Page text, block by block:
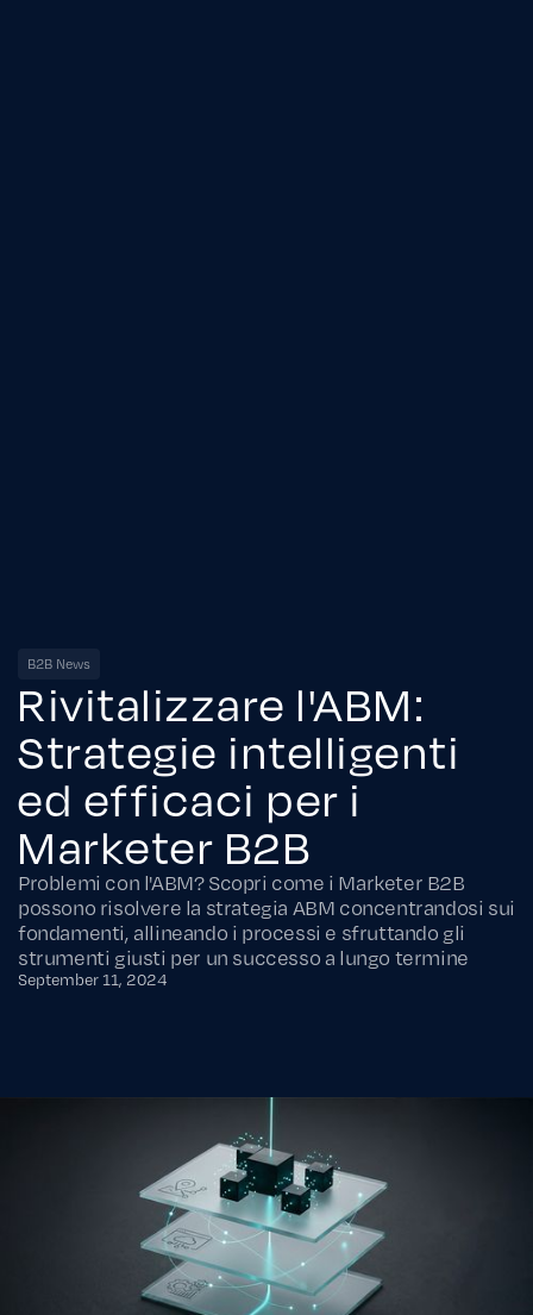
B2B News
Rivitalizzare l'ABM:
Strategie intelligenti
ed efficaci per i
Marketer B2B
Problemi con l'ABM? Scopri come i Marketer B2B
possono risolvere la strategia ABM concentrandosi sui
fondamenti, allineando i processi e sfruttando gli
strumenti giusti per un successo a lungo termine
September 11, 2024